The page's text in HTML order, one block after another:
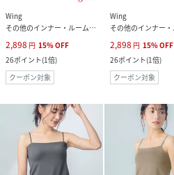
Wing
その他のインナー・ルームウェア
2,898 円 15%OFF
26ポイント(1倍)
クーポン対象
Wing
2,898 円 15%OFF
26ポイント(1倍)
クーポン対象